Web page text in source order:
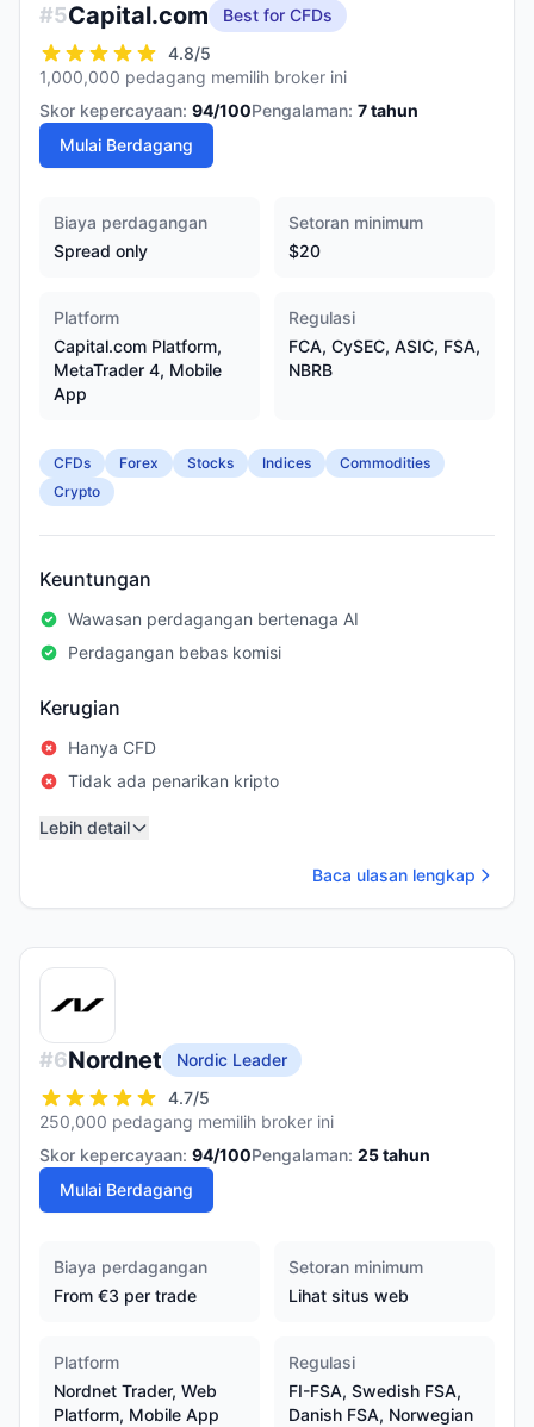
#5Capital.com
Best for CFDs
4.8/5
1,000,000 pedagang memilih broker ini
Skor kepercayaan: 94/100Pengalaman: 7tahun
Mulai Berdagang
Biaya perdagangan
Spread only
Setoran minimum
$20
Platform
Capital.com Platform,
MetaTrader 4, Mobile
App
Regulasi
FCA, CySEC, ASIC, FSA,
NBRB
CFDs Forex Stocks Indices
Commodities
Crypto
Keuntungan
Wawasan perdagangan bertenaga AI
Perdagangan bebas komisi
Kerugian
Hanya CFD
Tidak ada penarikan kripto
Lebih detail
Baca ulasan lengkap
#6Nordnet
Nordic Leader
4.7/5
250,000 pedagang memilih broker ini
Skor kepercayaan: 94/100Pengalaman: 25tahun
Mulai Berdagang
Biaya perdagangan
From €3 per trade
Setoran minimum
Lihat situs web
Platform
Nordnet Trader, Web
Platform, Mobile App
Regulasi
FI-FSA, Swedish FSA,
Danish FSA, Norwegian